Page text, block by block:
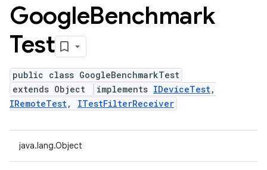
GoogleBenchmark
Test
public class GoogleBenchmarkTest
extends Object
implements IDeviceTest,
IRemoteTest, ITestFilterReceiver
java.lang.Object